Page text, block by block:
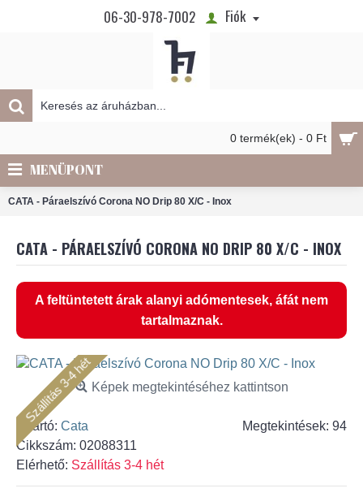
06-30-978-7002 Fiók
0 termék(ek) - 0 Ft
MENÜPONT
CATA - Páraelszívó Corona NO Drip 80 X/C - Inox
CATA - PÁRAELSZÍVÓ CORONA NO DRIP 80 X/C - INOX
A feltüntetett árak alanyi adómentesek, áfát nem
tartalmaznak.
Szállítás 3-4 hétKépek megtekintéséhez kattintson
Megtekintések: 94
Gyártó: Cata
Cikkszám: 02088311
Elérhető: Szállítás 3-4 hét